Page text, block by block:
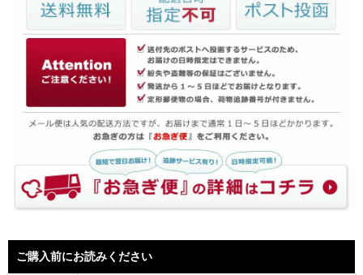
ご購入前にお読みください